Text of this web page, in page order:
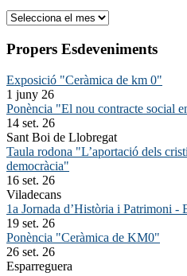
Arxiu
Propers Esdeveniments
Exposició "Ceràmica de km 0"
1 juny 26
Ponència "El nou contracte social
14 set. 26
Sant Boi de Llobregat
Taula rodona "L’aportació dels
democràcia"
16 set. 26
Viladecans
1a Jornada d’Història i Patrimoni -
19 set. 26
Ponència "Ceràmica de KM0"
26 set. 26
Esparreguera